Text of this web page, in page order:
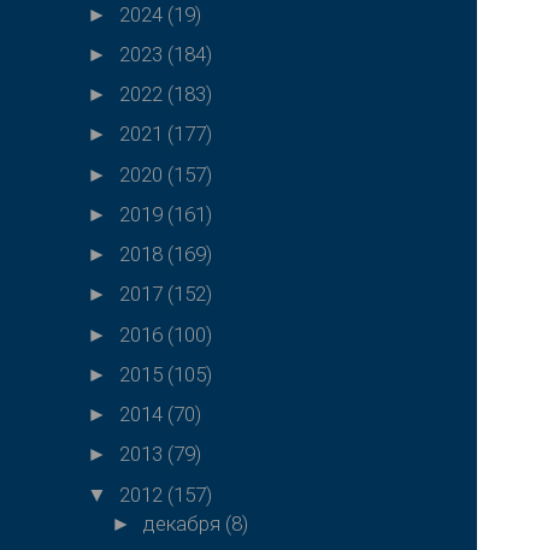
► 2024 (19)
► 2023 (184)
► 2022 (183)
► 2021 (177)
► 2020 (157)
► 2019 (161)
► 2018 (169)
► 2017 (152)
► 2016 (100)
► 2015 (105)
► 2014 (70)
► 2013 (79)
▼ 2012 (157)
►декабря (8)